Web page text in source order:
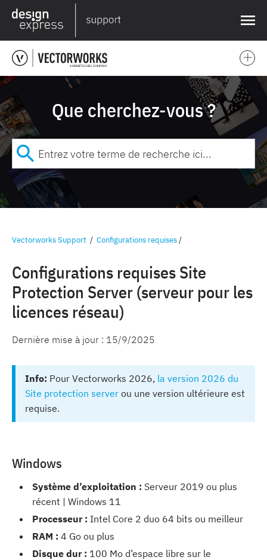
❌
Que cherchez-vous ?
Vectorworks Support / Configurations requises/
Configurations requises Site
Protection Server (serveur pour les
licences réseau)
Dernière mise à jour : 15/9/2025
Info: Pour Vectorworks 2026, la version 2026 du
Site protection server ou une version ultérieure est
requise.
Windows
Système d’exploitation : Serveur 2019 ou plus
récent | Windows 11
Processeur : Intel Core 2 duo 64 bits ou meilleur
RAM : 4 Go ou plus
Disque dur : 100 Mo d’espace libre sur le